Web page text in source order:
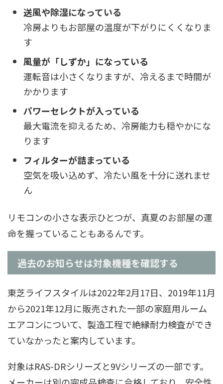
送風や除湿になっている
冷房よりもお部屋の温度が下がりにくくなりま
す
風量が「しずか」になっている
運転音は小さくなりますが、冷えるまで時間が
かかります
パワーセレクトが入っている
最大電流を抑えるため、冷房能力も穏やかにな
ります
フィルターが詰まっている
空気を吸い込めず、冷たい風を十分に送れませ
ん
リモコンの小さな表示ひとつが、真夏のお部屋の運
命を握っていることもあるんです。
過去のお知らせは対象機種を確認する
東芝ライフスタイルは2022年2月17日、2019年11月
から2021年12月に販売された一部の家庭用ルーム
エアコンについて、製造工程で絶縁耐力検査ができ
ていなかったと案内しています。
対象はRAS-DRシリーズと9Vシリーズの一部です。